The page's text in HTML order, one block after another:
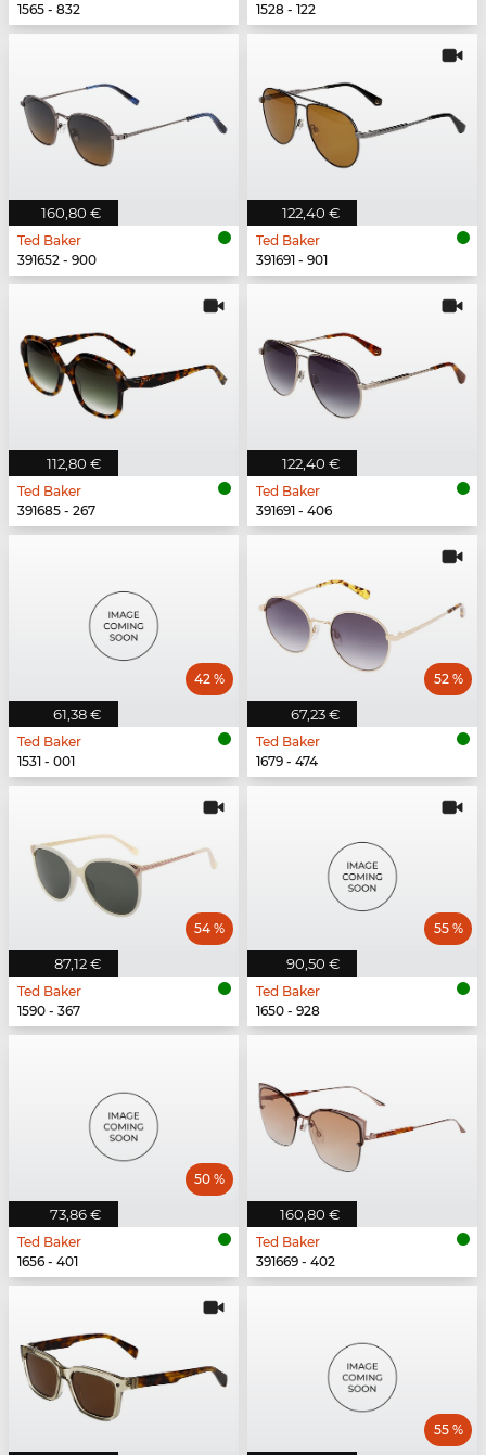
1565 - 832
1528 - 122
160,80 €
Ted Baker
391652 - 900
122,40 €
Ted Baker
391691 - 901
112,80 €
Ted Baker
391685 - 267
122,40 €
Ted Baker
391691 - 406
61,38 €
42 %
Ted Baker
1531 - 001
67,23 €
52 %
Ted Baker
1679 - 474
87,12 €
54 %
Ted Baker
1590 - 367
90,50 €
55 %
Ted Baker
1650 - 928
73,86 €
50 %
Ted Baker
1656 - 401
160,80 €
Ted Baker
391669 - 402
55 %